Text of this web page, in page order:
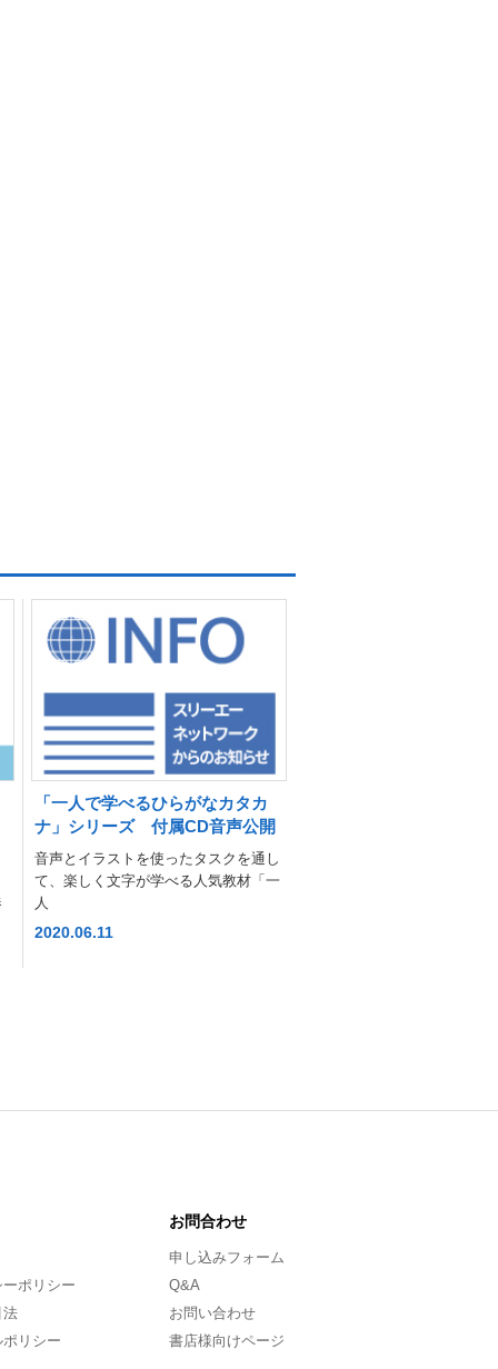
「一人で学べるひらがなカタカ
ナ」シリーズ 付属CD音声公開
音声とイラストを使ったタスクを通し
て、楽しく文字が学べる人気教材「一
人
2020.06.11
ポリシー
法
リシー
お問合わせ
申し込みフォーム
Q&A
お問い合わせ
書店様向けページ